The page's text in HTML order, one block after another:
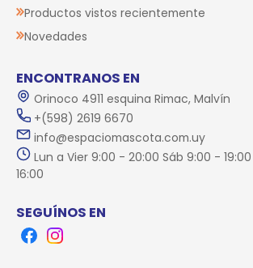
Productos vistos recientemente
Novedades
ENCONTRANOS EN
Orinoco 4911 esquina Rimac, Malvín
+(598) 2619 6670
info@espaciomascota.com.uy
Lun a Vier 9:00 - 20:00 Sáb 9:00 -
16:00
SEGUÍNOS EN
FacebookInstagram